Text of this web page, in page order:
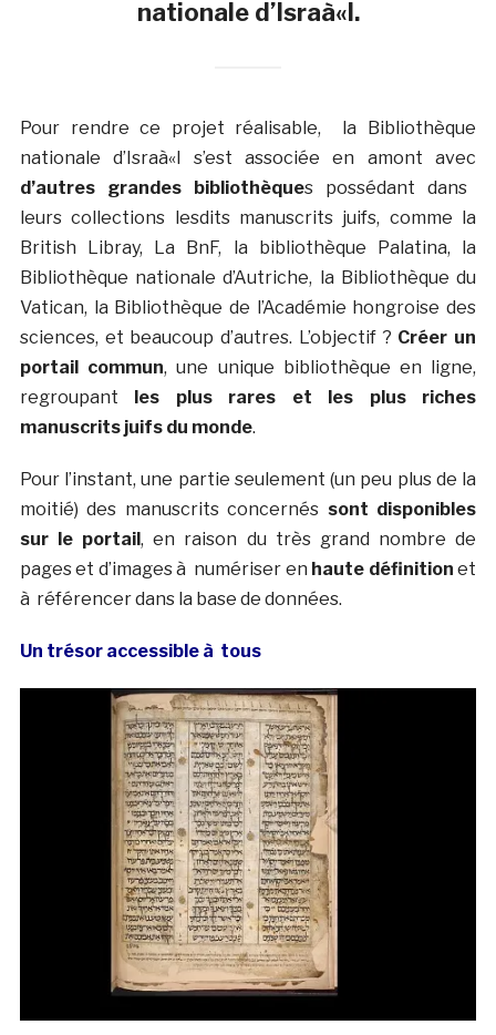
nationale d’Israà«l.
Pour rendre ce projet réalisable, la Bibliothèque
nationale d’Israà«l s’est associée en amont avec
d’autres grandes bibliothèques possédant dans
leurs collections lesdits manuscrits juifs, comme la
British Libray, La BnF, la bibliothèque Palatina, la
Bibliothèque nationale d’Autriche, la Bibliothèque du
Vatican, la Bibliothèque de l’Académie hongroise des
sciences, et beaucoup d’autres. L’objectif ? Créer un
portail commun, une unique bibliothèque en ligne,
regroupant les plus rares et les plus riches
manuscrits juifs du monde.
Pour l’instant, une partie seulement (un peu plus de la
moitié) des manuscrits concernés sont disponibles
sur le portail, en raison du très grand nombre de
pages et d’images à numériser en haute définition et
à référencer dans la base de données.
Un trésor accessible à tous